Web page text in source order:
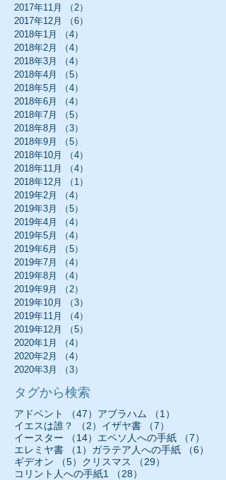
2017年11月
（2）
2017年12月
（6）
2018年1月
（4）
2018年2月
（4）
2018年3月
（4）
2018年4月
（5）
2018年5月
（4）
2018年6月
（4）
2018年7月
（5）
2018年8月
（3）
2018年9月
（5）
2018年10月
（4）
2018年11月
（4）
2018年12月
（1）
2019年2月
（4）
2019年3月
（5）
2019年4月
（4）
2019年5月
（4）
2019年6月
（5）
2019年7月
（4）
2019年8月
（4）
2019年9月
（2）
2019年10月
（3）
2019年11月
（4）
2019年12月
（5）
2020年1月
（4）
2020年2月
（4）
2020年3月
（3）
タグから検索
アドベント （47） 47件の記事
アブラハム （1）
イエスは誰？
（2） 2件の記事
イザヤ書 （7）
イースター
（14） 14件の記事
エペソ人への手紙 （7）
エレミヤ書
（1） 1件の記事
ガラテア人への手紙 （6）
ギデオン
（5） 5件の記事
クリスマス （29）
コリント人への手紙1
（28）